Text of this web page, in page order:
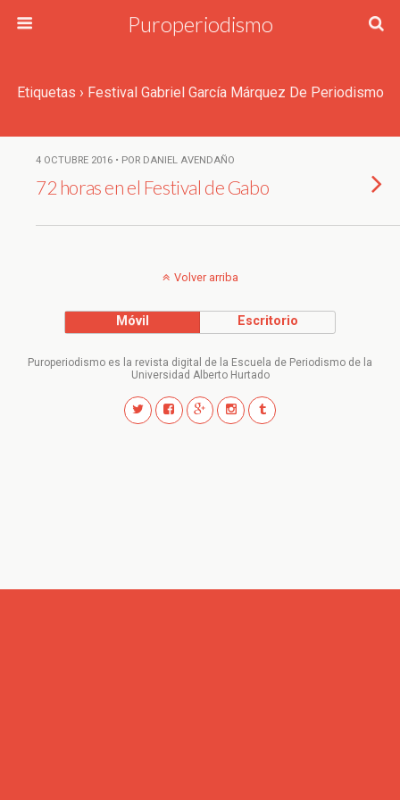
Puroperiodismo
Etiquetas › Festival Gabriel García Márquez De Periodismo
4 OCTUBRE 2016 • POR DANIEL AVENDAÑO
72 horas en el Festival de Gabo
Volver arriba
Móvil Escritorio
Puroperiodismo es la revista digital de la Escuela de Periodismo de la
Universidad Alberto Hurtado